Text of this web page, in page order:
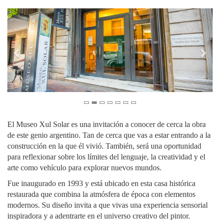
El Museo Xul Solar es una invitación a conocer de cerca la obra
de este genio argentino. Tan de cerca que vas a estar entrando a la
construcción en la que él vivió. También, será una oportunidad
para reflexionar sobre los límites del lenguaje, la creatividad y el
arte como vehículo para explorar nuevos mundos.
Fue inaugurado en 1993 y está ubicado en esta casa histórica
restaurada que combina la atmósfera de época con elementos
modernos. Su diseño invita a que vivas una experiencia sensorial
inspiradora y a adentrarte en el universo creativo del pintor.